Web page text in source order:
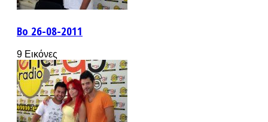
Bo 26-08-2011
9 Εικόνες